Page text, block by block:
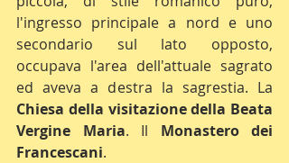
l'ingresso principale a nord e uno
secondario sul lato opposto,
occupava l'area dell'attuale sagrato
Chiesa della visitazione della Beata
Vergine Maria. Il Monastero dei
Francescani.